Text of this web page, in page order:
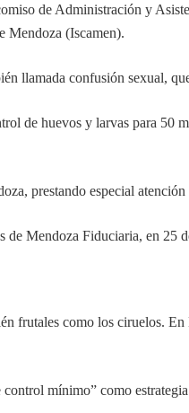
de Administración y
Mendoza (Iscamen).
llamada confusión sexual,
de huevos y larvas para
prestando especial
de Mendoza Fiduciaria, en 25
frutales como los ciruelos.
mínimo” como